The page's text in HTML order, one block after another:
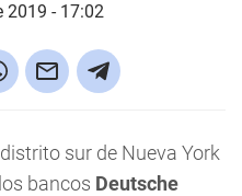
2019 - 17:02
sur de Nueva York
bancos Deutsche